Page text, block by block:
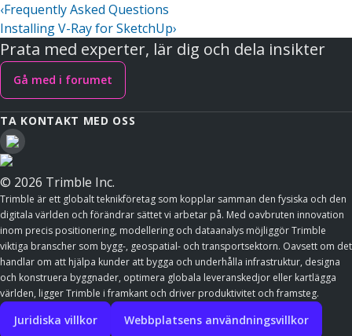
‹Frequently Asked Questions
Installing V-Ray for SketchUp›
Prata med experter, lär dig och dela insikter
Gå med i forumet
TA KONTAKT MED OSS
© 2026 Trimble Inc.
Trimble är ett globalt teknikföretag som kopplar samman den fysiska och den
digitala världen och förändrar sättet vi arbetar på. Med oavbruten innovation
inom precis positionering, modellering och dataanalys möjliggör Trimble
viktiga branscher som bygg-, geospatial- och transportsektorn. Oavsett om det
handlar om att hjälpa kunder att bygga och underhålla infrastruktur, designa
och konstruera byggnader, optimera globala leveranskedjor eller kartlägga
världen, ligger Trimble i framkant och driver produktivitet och framsteg.
Juridiska villkor Webbplatsens användningsvillkor